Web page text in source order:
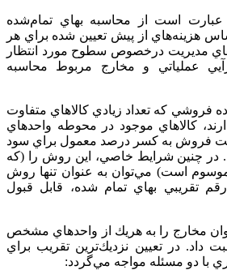
عبارت‌ است‌ از محاسبه‌ بهاي‌ تمام‌شده‌
هزينه‌هاي‌ از پيش‌ تعيين‌ شده‌ براي‌ هر
مديريت‌ درخصوص‌ سطوح‌ مورد انتظار
عملياتي‌ و مخارج‌ مربوط‌ محاسبه‌
فروشي‌ كه‌ تعداد زيادي‌ كالاهاي‌ متفاوت‌
كالاهاي‌ موجود در محوطه‌ واحدهاي‌
فروش‌ به‌ كسر درصد معمول‌ براي‌ سود
چنين‌ شرايط‌ خاصي‌، اين روش‌ را (كه‌
است‌) مي‌توان‌ به عنوان‌ تنها روش‌
تقريبي‌ بهاي‌ تمام‌ شده‌، قابل‌ قبول‌
مخارج‌ را به‌ هريك‌ از واحدهاي‌ مشخص‌
داد. در تعيين‌ نزديك‌ترين‌ تقريب‌ براي‌
با دو مسئله‌ مواجه‌ مي‌گردد: